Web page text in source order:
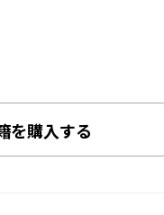
を購入する